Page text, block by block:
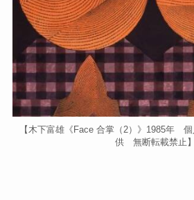
【木下富雄《Face 合掌（2）》1985年
供 無断転載禁止】